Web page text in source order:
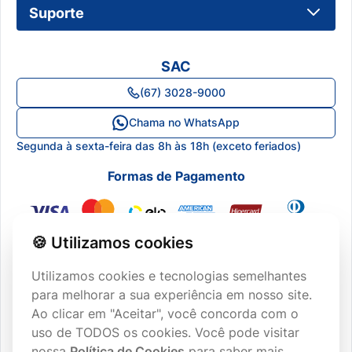
Frete de Entrega
Política de Cookies
Termos e Condições
Canal de Ética
Suporte
Minha Conta
Meus Pedidos
Central de Atendimento
SAC
(67) 3028-9000
Chama no WhatsApp
Segunda à sexta-feira das 8h às 18h (exceto feriados)
Formas de Pagamento
CERTIFICAÇÕES
🍪 Utilizamos cookies
Utilizamos cookies e tecnologias semelhantes
para melhorar a sua experiência em nosso site.
Ao clicar em "Aceitar", você concorda com o
uso de TODOS os cookies. Você pode visitar